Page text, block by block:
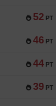
52 PT
46 PT
44 PT
39 PT